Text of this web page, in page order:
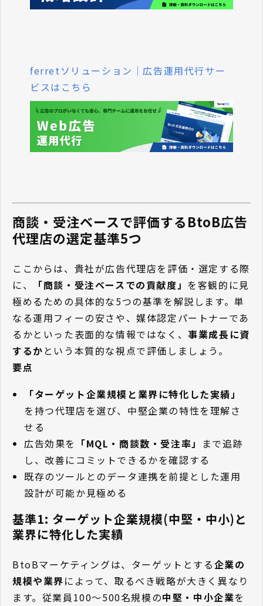
ferretソリューション｜広告運用代行サー
ビスはこちら
商談・受注ベースで評価するBtoB広告
代理店の選定基準5つ
ここからは、貴社が広告代理店を評価・選定する際
に、
「商談・受注ベースでの貢献度」 を客観的に見
極めるための具体的な5つの基準を解説します。単
なる運用フィーの安さや、媒体認定パートナーであ
るかといった表面的な情報ではなく、事業成長に資
するか という本質的な視点で評価しましょう。
要点
「ターゲット企業規模と業界に特化した実績」
を持つ代理店を選び、中堅企業の特性を理解さ
せる
広告効果を 「MQL・商談数・受注率」
まで追跡
し、改善にコミットできるかを確認する
既存のツールとのデータ連携を前提とした運用
設計が可能か見極める
基準1: ターゲット企業規模(中堅・中小)と
業界に特化した実績
BtoBマーケティングは、ターゲットとする企業の
規模や業界によって、取るべき戦略が大きく異なり
ます。従業員100〜500名規模の中堅・中小企業を